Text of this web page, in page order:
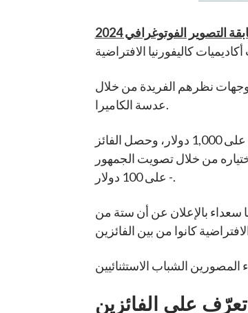
نظرهم الفريدة من خلال
عدسة الكاميرا.
تم منح جوائز نقدية بقيمة 20,000 دولار أمريكي للفائزين هذا العام! في كل مستوى دراسي، حصل الفائز بالمركز الأول على 1,000 دولار، وحصل الفائز
الجمهور - الذي تم اختياره من خلال تصويت الجمهور
- على 100 دولار.
سعداء بالإعلان عن أن ستة من
تعرّف على الفائزين